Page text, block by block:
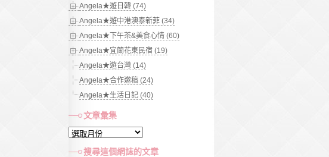
Angela★遊日韓 (74)
Angela★遊中港澳泰新菲 (34)
Angela★下午茶&美食心情 (60)
Angela★宜蘭花東民宿 (19)
Angela★遊台灣 (14)
Angela★合作邀稿 (24)
Angela★生活日記 (40)
文章彙集
文
搜尋這個網誌的文章